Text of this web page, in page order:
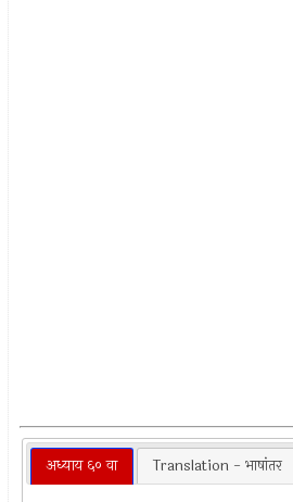
अध्याय ६० वा Translation - भाषांतर